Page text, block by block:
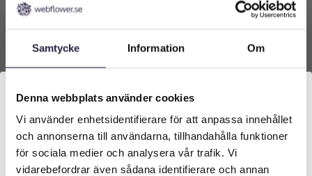
Samtycke Information Om
Denna webbplats använder cookies
Vi använder enhetsidentifierare för att anpassa innehållet
och annonserna till användarna, tillhandahålla funktioner
för sociala medier och analysera vår trafik. Vi
vidarebefordrar även sådana identifierare och annan
Pumpa | Konstgjord Grön 17 cm
Från:539kr
Lägg till i varukorg
Välkommen till Webflower
Vilken typ av kund är du? Du kan alltid justera ditt val
längst upp på sidan.